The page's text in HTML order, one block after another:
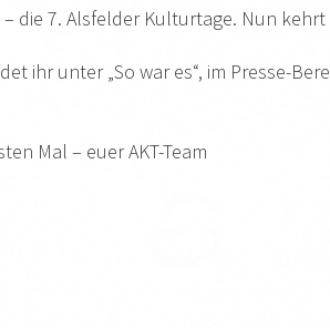
– die 7. Alsfelder Kulturtage. Nun
ihr unter „So war es“, im Presse-
Mal – euer AKT-Team